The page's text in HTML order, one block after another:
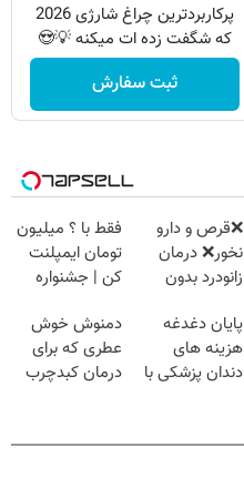
پرکاربردترین چراغ شارژی 2026
که شگفت زده ات میکنه 💡😍
ثبت سفارش
❌قرص‌ و دارو
نخور❌ درمان
زانودرد بدون
فقط با ؟ میلیون
تومان ایمپلنت
کن | جشنواره
پایان دغدغه
هزینه های
دندان پزشکی با
دمنوش خوش
عطری که برای
درمان کبدچرب